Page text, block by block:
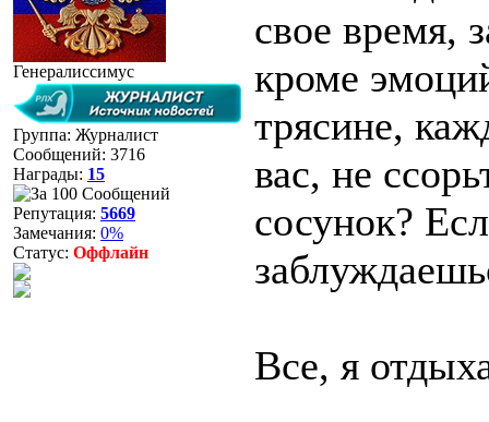
Генералиссимус
Группа: Журналист
Сообщений: 3716
Награды: 15
Репутация: 5669
Замечания: 0%
Статус: Оффлайн
свое время,
кроме
трясине,
вас, не
сосунок?
Все, я